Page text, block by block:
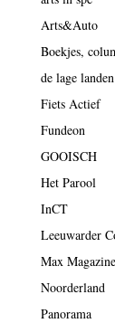
Arts&Auto
Boekjes,
de lage landen
Fiets Actief
Fundeon
GOOISCH
Het Parool
InCT
Leeuwarder
Max Magazine
Noorderland
Panorama